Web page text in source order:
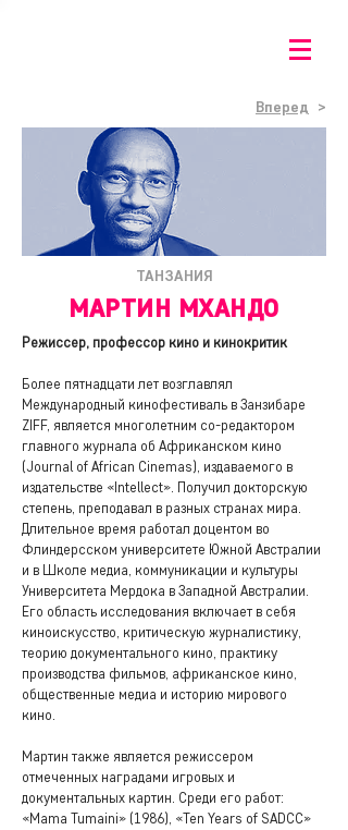
Вперед >
ТАНЗАНИЯ
МАРТИН МХАНДО
Режиссер, профессор кино и кинокритик
Более пятнадцати лет возглавлял
Международный кинофестиваль в Занзибаре
ZIFF, является многолетним со-редактором
главного журнала об Африканском кино
(Journal of African Cinemas), издаваемого в
издательстве «Intellect». Получил докторскую
степень, преподавал в разных странах мира.
Длительное время работал доцентом во
Флиндерсском университете Южной Австралии
и в Школе медиа, коммуникации и культуры
Университета Мердока в Западной Австралии.
Его область исследования включает в себя
киноискусство, критическую журналистику,
теорию документального кино, практику
производства фильмов, африканское кино,
общественные медиа и историю мирового
кино.
Мартин также является режиссером
отмеченных наградами игровых и
документальных картин. Среди его работ:
«Mama Tumaini» (1986), «Ten Years of SADCC»